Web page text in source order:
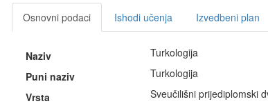
Osnovni podaci Ishodi učenja Izvedbeni plan
Naziv
Turkologija
Puni naziv
Turkologija
Vrsta
Sveučilišni prijediplomski